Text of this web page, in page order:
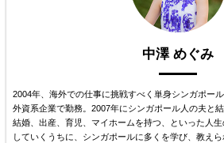
中澤 めぐみ
2004年、海外での仕事に挑戦すべく単身シンガポー
外資系企業で勤務。2007年にシンガポール人の夫と結
結婚、出産、育児、マイホームを持つ、といった人
していくうちに、シンガポールに多くを学び、教えら